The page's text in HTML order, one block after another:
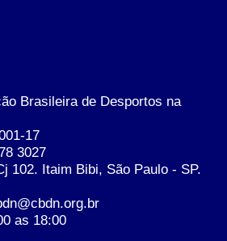
Brasileira de Desportos na
17
3027
102. Itaim Bibi, São Paulo - SP.
as 18:00